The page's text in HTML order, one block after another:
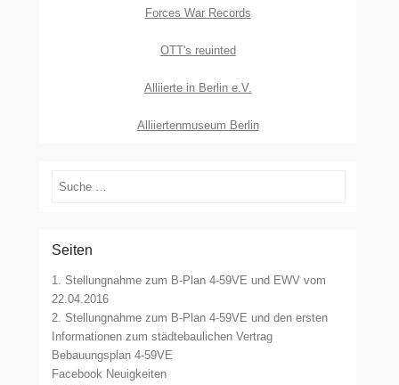
Forces War Records
OTT's reuinted
Alliierte in Berlin e.V.
Alliiertenmuseum Berlin
Suchen
Seiten
1. Stellungnahme zum B-Plan 4-59VE und EWV vom
22.04.2016
2. Stellungnahme zum B-Plan 4-59VE und den ersten
Informationen zum städtebaulichen Vertrag
Bebauungsplan 4-59VE
Facebook Neuigkeiten